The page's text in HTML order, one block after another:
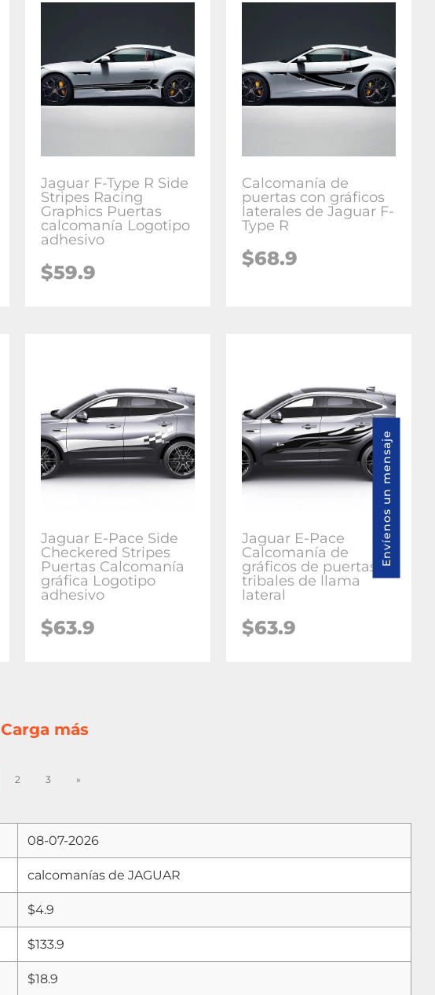
Jaguar F-Type R Side
Stripes Racing
Graphics Puertas
calcomanía Logotipo
adhesivo
$59.9
Calcomanía de
puertas con gráficos
laterales de Jaguar F-
Type R
$68.9
Jaguar E-Pace Side
Checkered Stripes
Puertas Calcomanía
gráfica Logotipo
adhesivo
$63.9
Jaguar E-Pace
Calcomanía de
gráficos de puertas
tribales de llama
lateral
$63.9
Carga más
2 3 »
08-07-2026
calcomanías de JAGUAR
$4.9
$133.9
$18.9
Envíenos un mensaje